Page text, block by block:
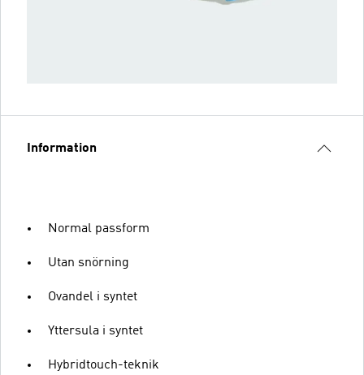
Information
Normal passform
Utan snörning
Ovandel i syntet
Yttersula i syntet
Hybridtouch-teknik